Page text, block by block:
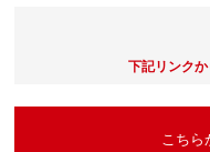
下記リンクか
こちら